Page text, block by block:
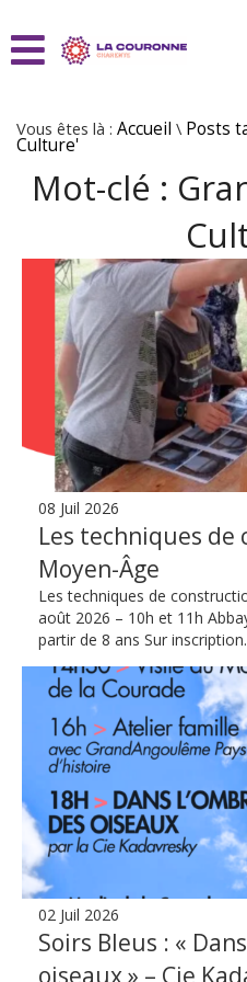
Vous êtes là : Accueil \ Posts
Culture'
Mot-clé :
08 Juil 2026
Les techniques
Moyen-Âge
Les techniques de
août 2026 – 10h et 11h
partir de 8 ans Sur
02 Juil 2026
Soirs Bleus : «